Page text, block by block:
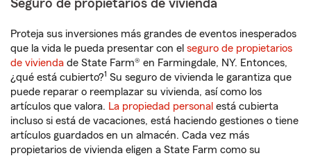
Seguro de propietarios de vivienda
Proteja sus inversiones más grandes de eventos inesperados
que la vida le pueda presentar con el seguro de propietarios
de vivienda de State Farm® en Farmingdale, NY. Entonces,
¿qué está cubierto?1 Su seguro de vivienda le garantiza que
puede reparar o reemplazar su vivienda, así como los
artículos que valora. La propiedad personal está cubierta
incluso si está de vacaciones, está haciendo gestiones o tiene
artículos guardados en un almacén. Cada vez más
propietarios de vivienda eligen a State Farm como su